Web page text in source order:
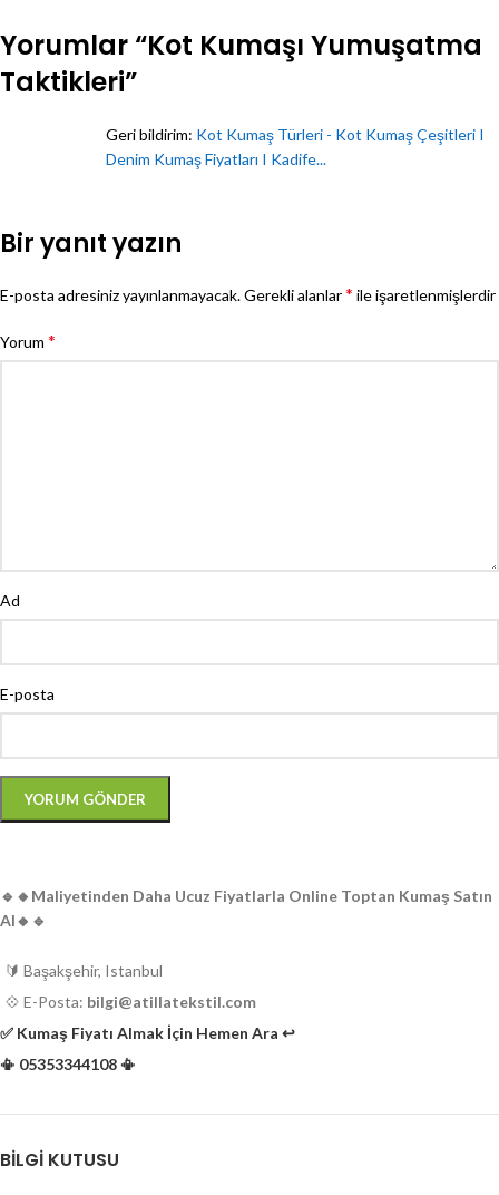
Yorumlar “Kot Kumaşı Yumuşatma
Taktikleri”
Geri bildirim: Kot Kumaş Türleri - Kot Kumaş Çeşitleri I
Denim Kumaş Fiyatları I Kadife...
Bir yanıt yazın
E-posta adresiniz yayınlanmayacak.Gerekli alanlar* ile işaretlenmişlerdir
Yorum *
Ad
E-posta
🔹️🔸️Maliyetinden Daha Ucuz Fiyatlarla Online Toptan Kumaş Satın
Al🔸️🔹️
🔰 Başakşehir, Istanbul
💠 E-Posta: bilgi@atillatekstil.com
✅️ Kumaş Fiyatı Almak İçin Hemen Ara ↩️
📳 05353344108 📳
BILGI KUTUSU